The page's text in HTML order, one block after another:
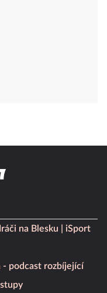
na Blesku
iSport
- podcast rozbíjející